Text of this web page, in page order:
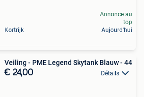
Kortrijk
Annonce au
top
Aujourd'hui
Veiling - PME Legend Skytank Blauw - 44
€ 24,00 Détails